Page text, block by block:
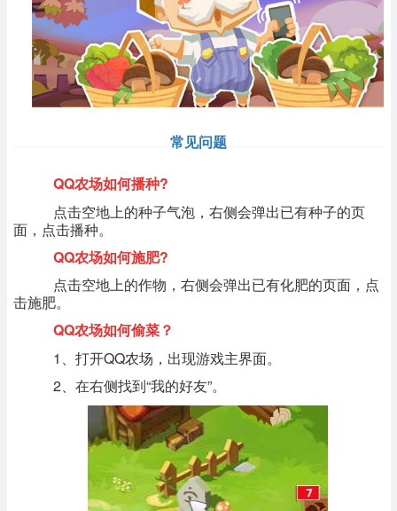
常见问题
QQ农场如何播种?
点击空地上的种子气泡，右侧会弹出已有种子的页
面，点击播种。
QQ农场如何施肥?
点击空地上的作物，右侧会弹出已有化肥的页面，点
击施肥。
QQ农场如何偷菜？
1、打开QQ农场，出现游戏主界面。
2、在右侧找到“我的好友”。